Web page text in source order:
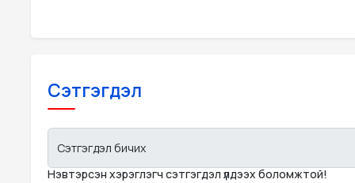
Сэтгэгдэл
Сэтгэгдэл бичих
Нэвтэрсэн хэрэглэгч сэтгэгдэл үлдээх боломжтой!